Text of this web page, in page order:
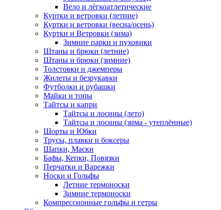
Вело и лёгкоатлетические
Куртки и ветровки (летние)
Куртки и ветровки (весна/осень)
Куртки и Ветровки (зима)
Зимние парки и пуховики
Штаны и брюки (летние)
Штаны и брюки (зимние)
Толстовки и джемперы
Жилеты и безрукавки
Футболки и рубашки
Майки и топы
Тайтсы и капри
Тайтсы и лосины (лето)
Тайтсы и лосины (зима - утеплённые)
Шорты и Юбки
Трусы, плавки и боксеры
Шапки, Маски
Бафы, Кепки, Повязки
Перчатки и Варежки
Носки и Гольфы
Летние термоноски
Зимние термоноски
Компрессионные гольфы и гетры